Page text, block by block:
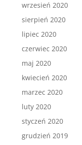
wrzesień 2020
sierpień 2020
lipiec 2020
czerwiec 2020
maj 2020
kwiecień 2020
marzec 2020
luty 2020
styczeń 2020
grudzień 2019